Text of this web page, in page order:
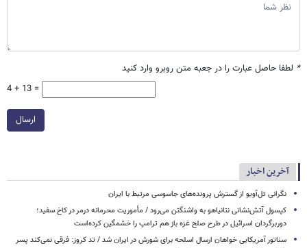
* لطفا حاصل عبارت را در جعبه متن روبرو وارد کنید
4 + 13 =
ارسال
آخرین اخبار
نگرانی تل‌آویو از گسترش پرونده‌های جاسوسی مرتبط با ایران
کپسول آتش‌نشانی نتانیاهو به واشنگتن می‌رود / مأموریت محرمانه درمر در کاخ سفید؛
دوربرگردان اسرائیل در طرح صلح غزه باز هم ترامپ را خشمگین کرده‌است
سناتور آمریکایی خواهان ارسال اسلحه برای شورش در ایران شد / تد کروز: فرقی نمی‌کند پسر